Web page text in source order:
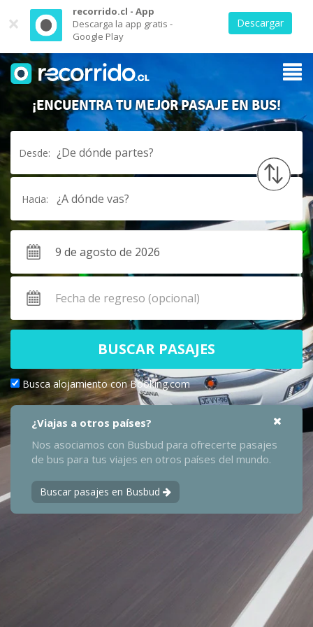
×
recorrido.cl - App
Descarga la app gratis -
Google Play
Descargar
¡ENCUENTRA TU MEJOR PASAJE EN BUS!
Desde: ¿De dónde partes?
Hacia: ¿A dónde vas?
BUSCAR PASAJES
Busca alojamiento con Booking.com
¿Viajas a otros países?
Nos asociamos con Busbud para ofrecerte pasajes
de bus para tus viajes en otros países del mundo.
Buscar pasajes en Busbud